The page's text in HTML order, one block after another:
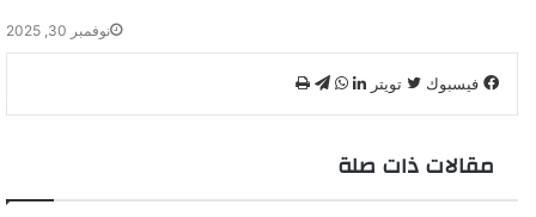
نوفمبر 30, 2025
فيسبوك تويتر
ل
ك
و
ت
مقالات ذات صلة